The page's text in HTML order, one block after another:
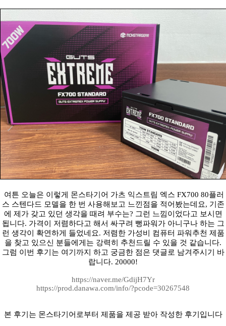
여튼 오늘은 이렇게 몬스타기어 가츠 익스트림 엑스 FX700 80플러
스 스텐다드 모델을 한 번 사용해보고 느낀점을 적어봤는데요, 기존
에 제가 갖고 있던 생각을 때려 부수는? 그런 느낌이었다고 보시면
됩니다. 가격이 저렴하다고 해서 싸구려 뻥파워가 아니구나 하는 그
런 생각이 확연하게 들었네요. 저렴한 가성비 컴퓨터 파워추천 제품
을 찾고 있으신 분들에게는 강력히 추천드릴 수 있을 것 같습니다.
그럼 이번 후기는 여기까지 하고 궁금한 점은 댓글로 남겨주시기 바
랍니다. 20000!
https://naver.me/GdijH7Yr
https://prod.danawa.com/info/?pcode=30267548
본 후기는 몬스타기어로부터 제품을 제공 받아 작성한 후기입니다